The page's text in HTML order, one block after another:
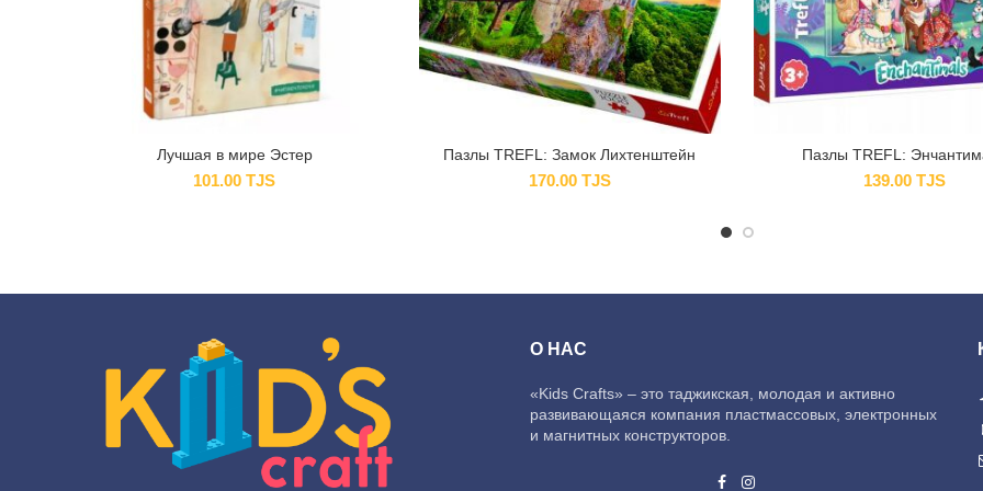
Лучшая в мире Эстер
101.00TJS
Пазлы TREFL: Замок Лихтенштейн
170.00 TJS
Пазлы TREFL:
139.00TJS
О НАС
«Kids Crafts» – это таджикская, молодая и активно
развивающаяся компания пластмассовых, электронных
и магнитных конструкторов.